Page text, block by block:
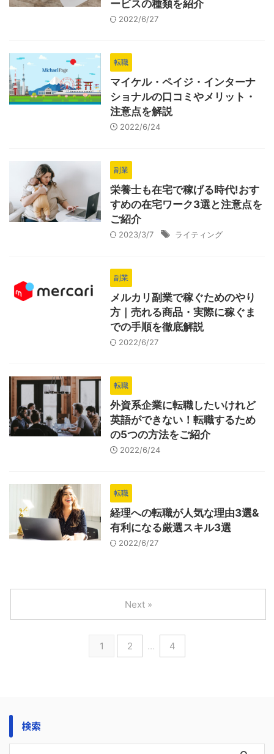
ービスの種類を紹介
2022/6/27
転職
マイケル・ペイジ・インターナ
ショナルの口コミやメリット・
注意点を解説
2022/6/24
副業
栄養士も在宅で稼げる時代!おす
すめの在宅ワーク3選と注意点を
ご紹介
2023/3/7 ライティング
副業
メルカリ副業で稼ぐためのやり
方｜売れる商品・実際に稼ぐま
での手順を徹底解説
2022/6/27
転職
外資系企業に転職したいけれど
英語ができない！転職するため
の5つの方法をご紹介
2022/6/24
転職
経理への転職が人気な理由3選&
有利になる厳選スキル3選
2022/6/27
1 2 … 4
Next »
検索